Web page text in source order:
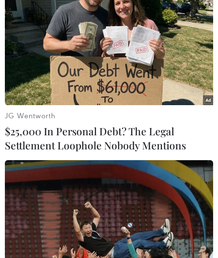
cận ô nhiễm nặng
15/01/2022 02:01
Lúc 8 giờ ngày 15/1, Hà Nội và các vùng lân cận bị bao
phủ bởi lớp sương mù dày tạo thành những hạt mưa
nhỏ li ti, gió lặng nên khả năng phát tán các chất ô
nhiễm thấp khiến ô nhiễm bụi mịn ở mức cao.
Hầu hết các thành phố ở EU vượt ngưỡng
JG Wentworth
$25,000 In Personal Debt? The Legal
Settlement Loophole Nobody Mentions